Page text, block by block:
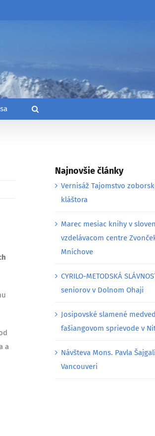
a
Najnovšie články
Vernisáž Tajomstvo
kláštora
Marec mesiac knihy v
vzdelávacom centre
Mníchove
CYRILO-METODSKÁ
seniorov v Dolnom Ohaji
Josipovské slamené
fašiangovom sprievode v
Návšteva Mons. Pavla
Vancouveri